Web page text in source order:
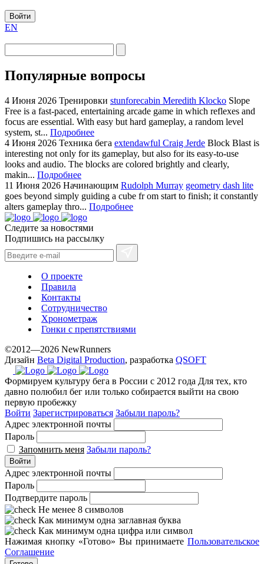
Войти
EN
Популярные вопросы
4 Июня 2026 Тренировки stunforecabin Meredith Klocko Slope
Free is a fast-paced, entertaining arcade game in which reflexes and
focus are essential. With easy but hard gameplay, a random level
system, st... Подробнее
4 Июня 2026 Техника бега extendawful Craig Jerde Block Blast is
interesting not only for its gameplay, but also for its easy-to-use
looks and audio. The blocks are colored brightly and clearly,
makin... Подробнее
11 Июня 2026 Начинающим Rudolph Murray geometry dash lite
goes beyond simply guiding a cube fr om start to finish; it constantly
alters gameplay thro... Подробнее
Следите за новостями
Подпишись на рассылку
О проекте
Правила
Контакты
Сотрудничество
Хронометраж
Гонки с препятствиями
©2012—2026 NewRunners
Дизайн Beta Digital Production, разработка QSOFT
Формируем культуру бега в России с 2012 года Для тех, кто
давно полюбил бег или только собирается выйти на свою
первую пробежку
Войти Зарегистрироваться Забыли пароль?
Адрес электронной почты
Пароль
Запомнить меня Забыли пароль?
Войти
Адрес электронной почты
Пароль
Подтвердите пароль
Не менее 8 символов
Как минимум одна заглавная буква
Как минимум одна цифра или символ
Нажимая кнопку «Готово» Вы принимаете Пользовательское
Соглашение